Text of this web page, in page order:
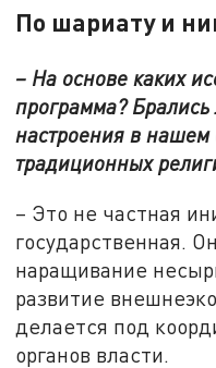
По шариату и
– На основе каких
программа?
настроения в
традиционных
– Это не частная
государственная.
наращивание
развитие
делается под
органов власти.